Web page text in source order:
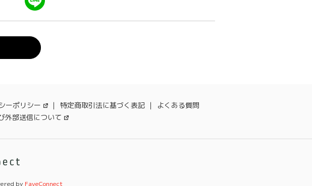
ーポリシー 特定商取引法に基づく表記
よくある質問
外部送信について
by FaveConnect